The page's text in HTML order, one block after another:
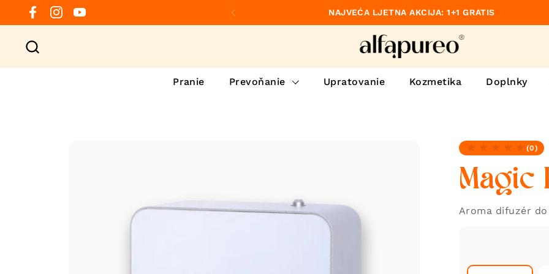
Preskočiť na obsah
Facebook
Instagram
YouTube Predchádzajúce
NAJVEĆA LJETNA AKCIJA: 1+1 GRATIS
Pranie Prevoňanie Upratovanie Kozmetika Doplnky
Žiadne recenzie
(0)
Magic
Aroma difuzér